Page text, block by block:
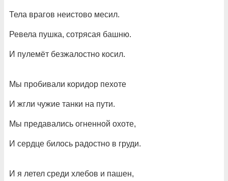
Тела врагов неистово месил.
Ревела пушка, сотрясая башню.
И пулемёт безжалостно косил.
Мы пробивали коридор пехоте
И жгли чужие танки на пути.
Мы предавались огненной охоте,
И сердце билось радостно в груди.
И я летел среди хлебов и пашен,